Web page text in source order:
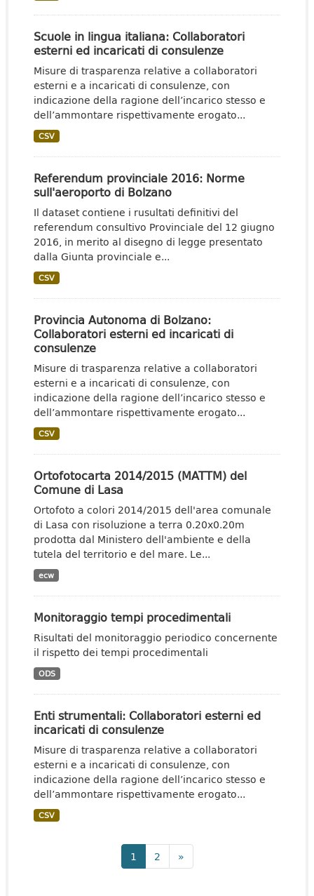
Scuole in lingua italiana: Collaboratori
esterni ed incaricati di consulenze
Misure di trasparenza relative a collaboratori
esterni e a incaricati di consulenze, con
indicazione della ragione dell’incarico stesso e
dell’ammontare rispettivamente erogato...
CSV
Referendum provinciale 2016: Norme
sull'aeroporto di Bolzano
Il dataset contiene i rusultati definitivi del
referendum consultivo Provinciale del 12 giugno
2016, in merito al disegno di legge presentato
dalla Giunta provinciale e...
CSV
Provincia Autonoma di Bolzano:
Collaboratori esterni ed incaricati di
consulenze
Misure di trasparenza relative a collaboratori
esterni e a incaricati di consulenze, con
indicazione della ragione dell’incarico stesso e
dell’ammontare rispettivamente erogato...
CSV
Ortofotocarta 2014/2015 (MATTM) del
Comune di Lasa
Ortofoto a colori 2014/2015 dell'area comunale
di Lasa con risoluzione a terra 0.20x0.20m
prodotta dal Ministero dell'ambiente e della
tutela del territorio e del mare. Le...
ecw
Monitoraggio tempi procedimentali
Risultati del monitoraggio periodico concernente
il rispetto dei tempi procedimentali
ODS
Enti strumentali: Collaboratori esterni ed
incaricati di consulenze
Misure di trasparenza relative a collaboratori
esterni e a incaricati di consulenze, con
indicazione della ragione dell’incarico stesso e
dell’ammontare rispettivamente erogato...
CSV
1 2 »